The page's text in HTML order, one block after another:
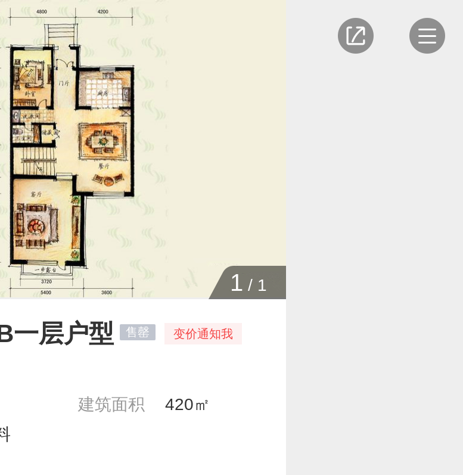
1 / 1
一层户型 售罄 变价通知我
建筑面积
420㎡